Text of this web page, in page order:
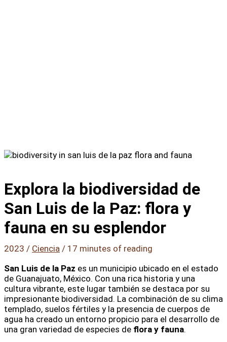
Explora la biodiversidad de
San Luis de la Paz: flora y
fauna en su esplendor
2023 / Ciencia / 17 minutes of reading
San Luis de la Paz es un municipio ubicado en el estado
de Guanajuato, México. Con una rica historia y una
cultura vibrante, este lugar también se destaca por su
impresionante biodiversidad. La combinación de su clima
templado, suelos fértiles y la presencia de cuerpos de
agua ha creado un entorno propicio para el desarrollo de
una gran variedad de especies de flora y fauna.